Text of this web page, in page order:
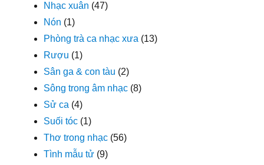
Nhạc xuân (47)
Nón (1)
Phòng trà ca nhạc xưa (13)
Rượu (1)
Sân ga & con tàu (2)
Sông trong âm nhạc (8)
Sử ca (4)
Suối tóc (1)
Thơ trong nhạc (56)
Tình mẫu tử (9)